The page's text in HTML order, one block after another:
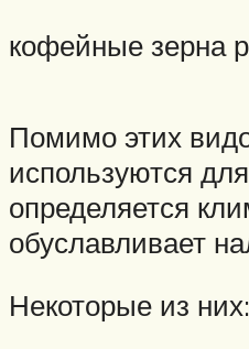
кофейные зерна
Помимо этих
используются
определяется
обуславливает
Некоторые из них: